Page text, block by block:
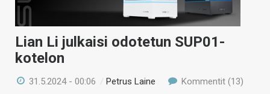
VAIHDA TEEMA
HAKU
Lian Li julkaisi odotetun SUP01-
kotelon
31.5.2024 - 00:06 /Petrus Laine Kommentit (13)